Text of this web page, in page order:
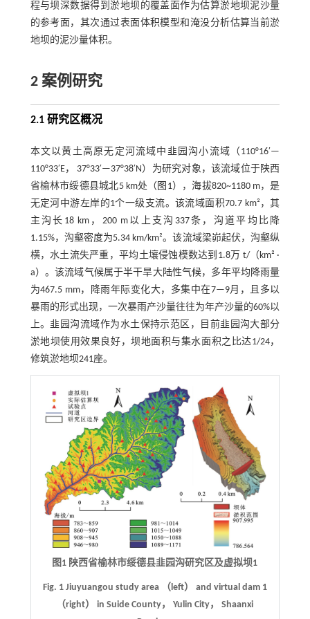
程与坝深数据得到淤地坝的覆盖面作为估算淤地坝泥沙量
的参考面，其次通过表面体积模型和淹没分析估算当前淤
地坝的泥沙量体积。
2 案例研究
2.1 研究区概况
本文以黄土高原无定河流域中韭园沟小流域（110°16′—
110°33′E， 37°33′—37°38′N）为研究对象，该流域位于陕西
省榆林市绥德县城北5 km处（ 图1），海拔820~1180 m，是
无定河中游左岸的1个一级支流。该流域面积70.7 km²，其
主沟长18 km，200 m以上支沟337条，沟道平均比降
1.15%，沟壑密度为5.34 km/km²。该流域梁峁起伏，沟壑纵
横，水土流失严重，平均土壤侵蚀模数达到1.8万 t/（km² ·
a）。该流域气候属于半干旱大陆性气候，多年平均降雨量
为467.5 mm，降雨年际变化大，多集中在7—9月，且多以
暴雨的形式出现，一次暴雨产沙量往往为年产沙量的60%以
上。韭园沟流域作为水土保持示范区，目前韭园沟大部分
淤地坝使用效果良好，坝地面积与集水面积之比达1/24，
修筑淤地坝241座。
图1 陕西省榆林市绥德县韭园沟研究区及虚拟坝1
Fig. 1 Jiuyuangou study area （left） and virtual dam 1
（right） in Suide County， Yulin City， Shaanxi